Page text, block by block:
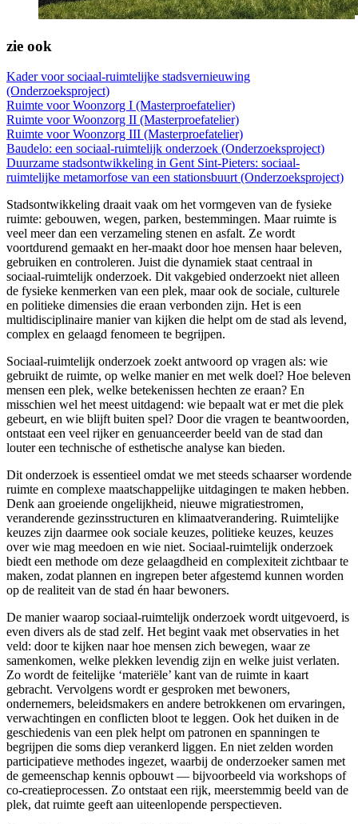
zie ook
Kader voor sociaal-ruimtelijke stadsvernieuwing
(Onderzoeksproject)
Ruimte voor Woonzorg I (Masterproefatelier)
Ruimte voor Woonzorg II (Masterproefatelier)
Ruimte voor Woonzorg III (Masterproefatelier)
Baudelo: een sociaal-ruimtelijk onderzoek (Onderzoeksproject)
Duurzame stadsontwikkeling in Gent Sint-Pieters: sociaal-
ruimtelijke metamorfose van een stationsbuurt (Onderzoeksproject)
Stadsontwikkeling draait vaak om het vormgeven van de fysieke
ruimte: gebouwen, wegen, parken, bestemmingen. Maar ruimte is
veel meer dan een verzameling stenen en asfalt. Ze wordt
voortdurend gemaakt en her-maakt door hoe mensen haar beleven,
gebruiken en controleren. Juist die dynamiek staat centraal in
sociaal-ruimtelijk onderzoek. Dit vakgebied onderzoekt niet alleen
de fysieke kenmerken van een plek, maar ook de sociale, culturele
en politieke dimensies die eraan verbonden zijn. Het is een
multidisciplinaire manier van kijken die helpt om de stad als levend,
complex en gelaagd fenomeen te begrijpen.
Sociaal-ruimtelijk onderzoek zoekt antwoord op vragen als: wie
gebruikt de ruimte, op welke manier en met welk doel? Hoe beleven
mensen een plek, welke betekenissen hechten ze eraan? En
misschien wel het meest uitdagend: wie bepaalt wat er met die plek
gebeurt, en wie blijft buiten spel? Door die vragen te beantwoorden,
ontstaat een veel rijker en genuanceerder beeld van de stad dan
louter een technische of esthetische analyse kan bieden.
Dit onderzoek is essentieel omdat we met steeds schaarser wordende
ruimte en complexe maatschappelijke uitdagingen te maken hebben.
Denk aan groeiende ongelijkheid, nieuwe migratiestromen,
veranderende gezinsstructuren en klimaatverandering. Ruimtelijke
keuzes zijn daarmee ook sociale keuzes, politieke keuzes, keuzes
over wie mag meedoen en wie niet. Sociaal-ruimtelijk onderzoek
biedt een methode om deze gelaagdheid en complexiteit zichtbaar te
maken, zodat plannen en ingrepen beter afgestemd kunnen worden
op de realiteit van de stad én haar bewoners.
De manier waarop sociaal-ruimtelijk onderzoek wordt uitgevoerd, is
even divers als de stad zelf. Het begint vaak met observaties in het
veld: door te kijken naar hoe mensen zich bewegen, waar ze
samenkomen, welke plekken levendig zijn en welke juist verlaten.
Zo wordt de feitelijke ‘materiële’ kant van de ruimte in kaart
gebracht. Vervolgens wordt er gesproken met bewoners,
ondernemers, beleidsmakers en andere betrokkenen om ervaringen,
verwachtingen en conflicten bloot te leggen. Ook het duiken in de
geschiedenis van een plek helpt om patronen en spanningen te
begrijpen die soms diep verankerd liggen. En niet zelden worden
participatieve methodes ingezet, waarbij de onderzoeker samen met
de gemeenschap kennis opbouwt — bijvoorbeeld via workshops of
co-creatieprocessen. Zo ontstaat een rijk, meerstemmig beeld van de
plek, dat ruimte geeft aan uiteenlopende perspectieven.